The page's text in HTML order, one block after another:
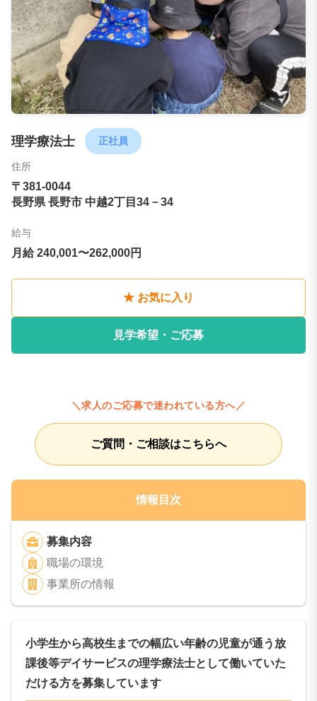
理学療法士 正社員
住所
〒381-0044
長野県 長野市 中越2丁目34－34
給与
月給 240,001〜262,000円
★ お気に入り
見学希望・ご応募
＼求人のご応募で迷われている方へ／
ご質問・ご相談はこちらへ
情報目次
募集内容
職場の環境
事業所の情報
小学生から高校生までの幅広い年齢の児童が通う放
課後等デイサービスの理学療法士として働いていた
だける方を募集しています